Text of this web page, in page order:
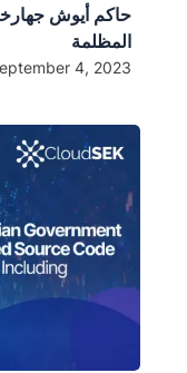
حاكم أيوش
المظلمة
4, 2023